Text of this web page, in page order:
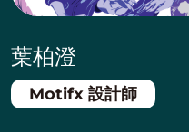
葉柏澄
Motifx 設計師